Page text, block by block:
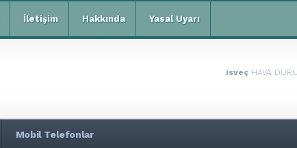
İletişim Hakkında Yasal Uyarı
isveç HAVA
Mobil Telefonlar